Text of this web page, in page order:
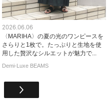
2026.06.06
〈MARIHA〉の夏の光のワンピースを
さらりと1枚で。たっぷりと生地を使
用した贅沢なシルエットが魅力で...
Demi-Luxe BEAMS